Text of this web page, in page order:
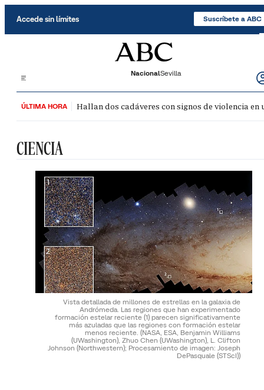
Accede sin límites Suscríbete a ABC
NacionalSevilla
ÚLTIMA HORA Hallan dos cadáveres con signos de violencia
CIENCIA
Vista detallada de millones de estrellas en la galaxia de
Andrómeda. Las regiones que han experimentado
formación estelar reciente (1) parecen significativamente
más azuladas que las regiones con formación estelar
menos reciente. (NASA, ESA, Benjamin Williams
(UWashington), Zhuo Chen (UWashington), L. Clifton
Johnson (Northwestern); Procesamiento de imagen: Joseph
DePasquale (STScI))